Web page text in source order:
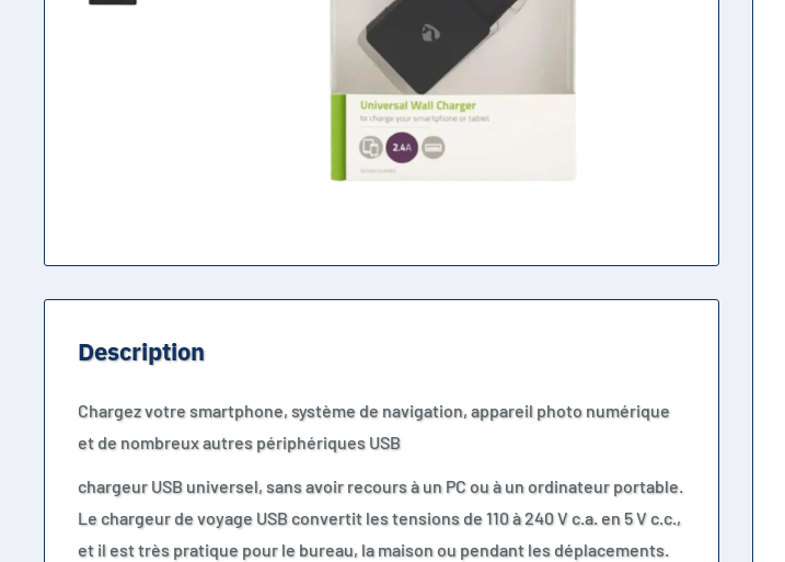
Description
Chargez votre smartphone, système de navigation, appareil photo numérique
et de nombreux autres périphériques USB
chargeur USB universel, sans avoir recours à un PC ou à un ordinateur portable.
Le chargeur de voyage USB convertit les tensions de 110 à 240 V c.a. en 5 V c.c.,
et il est très pratique pour le bureau, la maison ou pendant les déplacements.